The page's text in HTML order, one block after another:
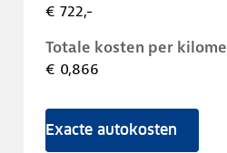
€ 722,-
Totale kosten per
€ 0,866
Exacte autokosten